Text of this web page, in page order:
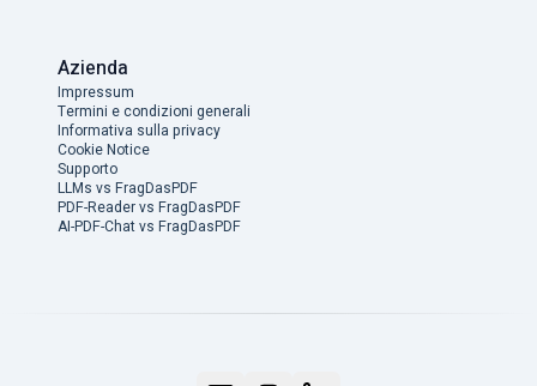
Azienda
Impressum
Termini e condizioni generali
Informativa sulla privacy
Cookie Notice
Supporto
LLMs vs FragDasPDF
PDF-Reader vs FragDasPDF
AI-PDF-Chat vs FragDasPDF